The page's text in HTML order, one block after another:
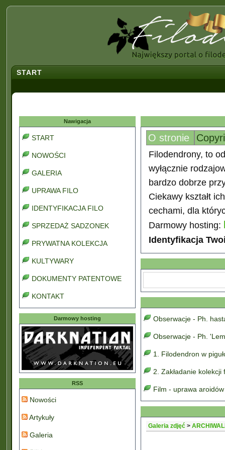
START
Nawigacja
START
NOWOŚCI
GALERIA
UPRAWA FILO
IDENTYFIKACJA FILO
SPRZEDAŻ SADZONEK
PRYWATNA KOLEKCJA
KULTYWARY
DOKUMENTY PATENTOWE
KONTAKT
Darmowy hosting
RSS
Nowości
Artykuły
Galeria
O stronie
Filodendrony, to
wyłącznie
bardzo dobrze
Ciekawy kształt
cechami, dla
Darmowy hosting:
Identyfikacja
Obserwacje - Ph.
Obserwacje - Ph.
1. Filodendron w
2. Zakładanie
Film - uprawa
Galeria zdjęć >